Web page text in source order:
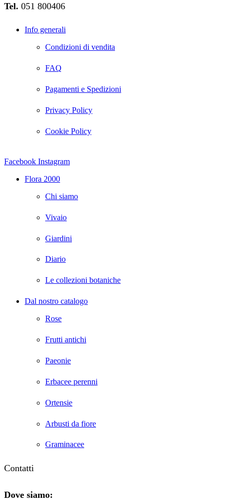
Tel. 051 800406
Info generali
Condizioni di vendita
FAQ
Pagamenti e Spedizioni
Privacy Policy
Cookie Policy
Facebook Instagram
Flora 2000
Chi siamo
Vivaio
Giardini
Diario
Le collezioni botaniche
Dal nostro catalogo
Rose
Frutti antichi
Paeonie
Erbacee perenni
Ortensie
Arbusti da fiore
Graminacee
Contatti
Dove siamo: